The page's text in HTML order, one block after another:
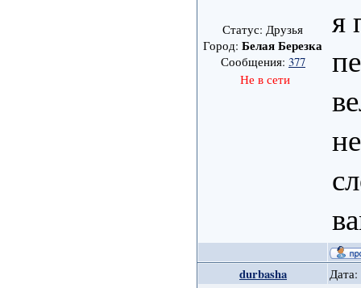
Статус: Друзья
Город:Белая Березка
Сообщения: 377
Не в сети
я
durbasha